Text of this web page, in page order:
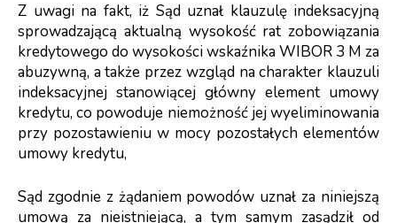
Z uwagi na fakt, iż Sąd uznał klauzulę indeksacyjną
sprowadzającą aktualną wysokość rat zobowiązania
kredytowego do wysokości wskaźnika WIBOR 3 M za
abuzywną, a także przez wzgląd na charakter klauzuli
indeksacyjnej stanowiącej główny element umowy
kredytu, co powoduje niemożność jej wyeliminowania
przy pozostawieniu w mocy pozostałych elementów
umowy kredytu,
Sąd zgodnie z żądaniem powodów uznał za niniejszą
umową za nieistniejącą, a tym samym zasądził od